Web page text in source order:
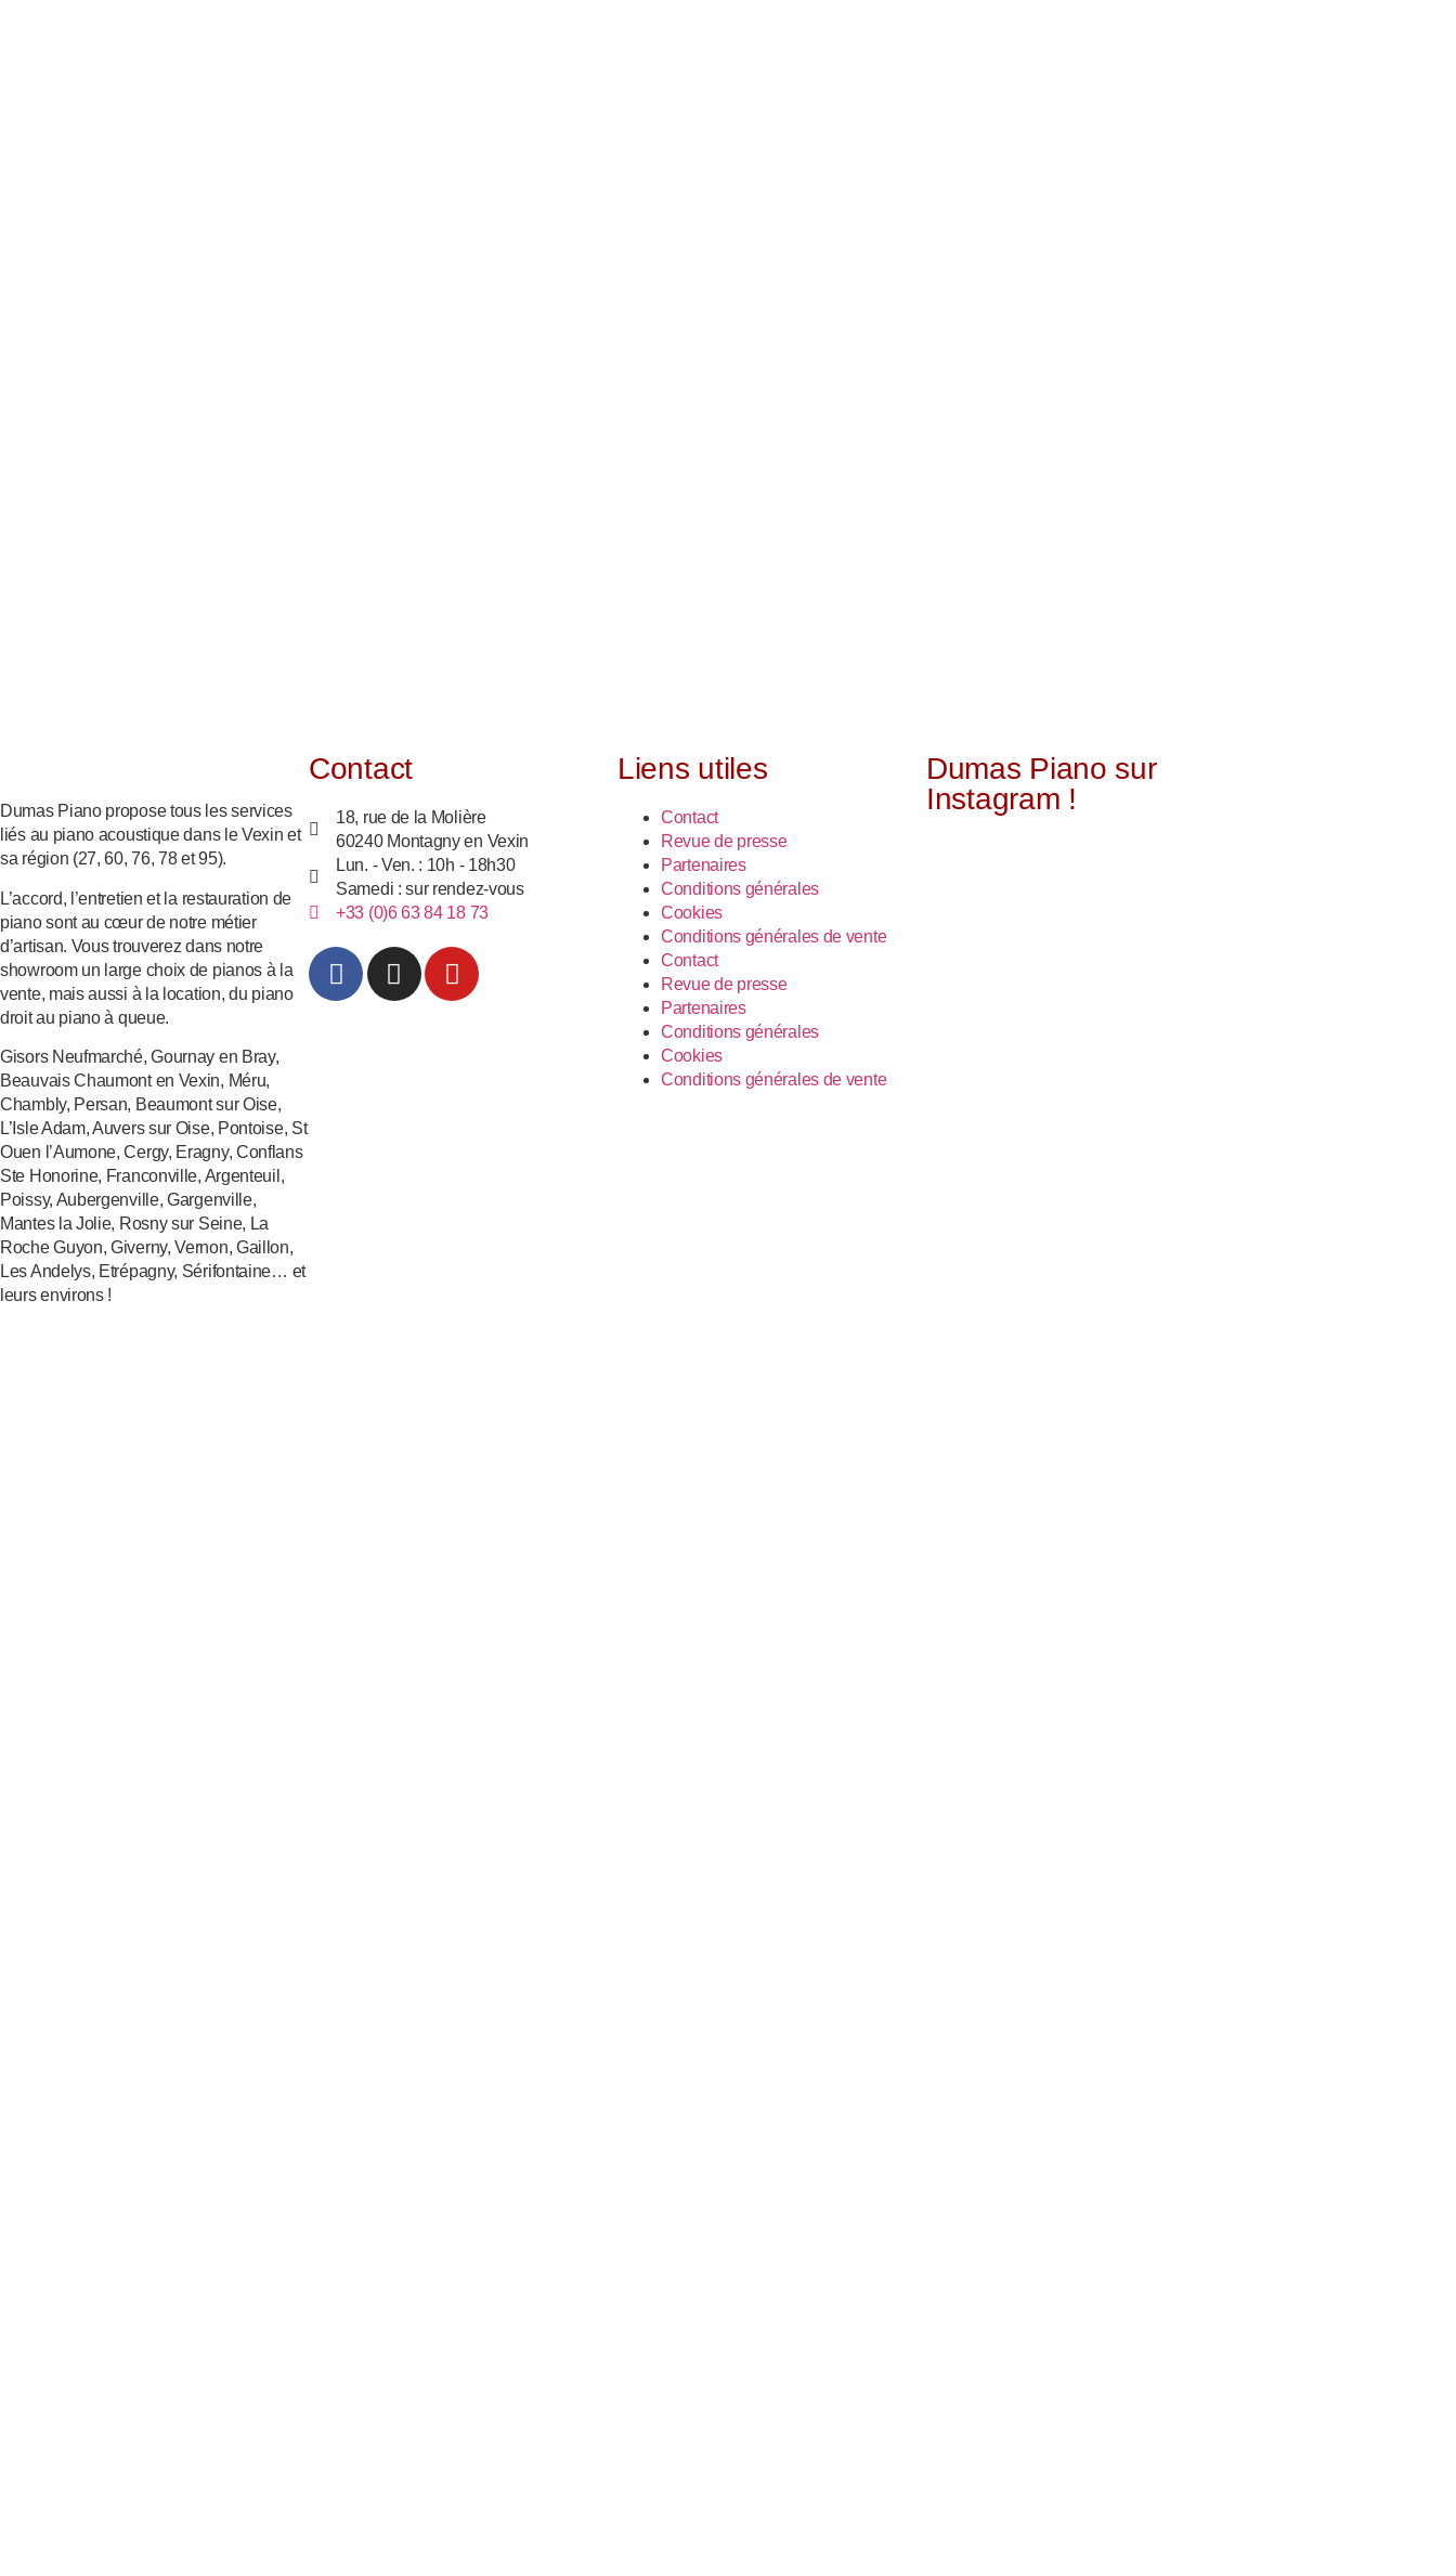
Dumas Piano propose tous les services
liés au piano acoustique dans le Vexin et
sa région (27, 60, 76, 78 et 95).
L’accord, l’entretien et la restauration de
piano sont au cœur de notre métier
d’artisan. Vous trouverez dans notre
showroom un large choix de pianos à la
vente, mais aussi à la location, du piano
droit au piano à queue.
Gisors Neufmarché, Gournay en Bray,
Beauvais Chaumont en Vexin, Méru,
Chambly, Persan, Beaumont sur Oise,
L’Isle Adam, Auvers sur Oise, Pontoise, St
Ouen l’Aumone, Cergy, Eragny, Conflans
Ste Honorine, Franconville, Argenteuil,
Poissy, Aubergenville, Gargenville,
Mantes la Jolie, Rosny sur Seine, La
Roche Guyon, Giverny, Vernon, Gaillon,
Les Andelys, Etrépagny, Sérifontaine… et
leurs environs !
Contact
18, rue de la Molière
60240 Montagny en Vexin
Lun. - Ven. : 10h - 18h30
Samedi : sur rendez-vous
+33 (0)6 63 84 18 73
Liens utiles
Contact
Revue de presse
Partenaires
Conditions générales
Cookies
Conditions générales de vente
Contact
Revue de presse
Partenaires
Conditions générales
Cookies
Conditions générales de vente
Dumas Piano sur
Instagram !